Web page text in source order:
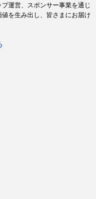
プ運営、スポンサー事業を通じ
を生み出し、皆さまにお届け